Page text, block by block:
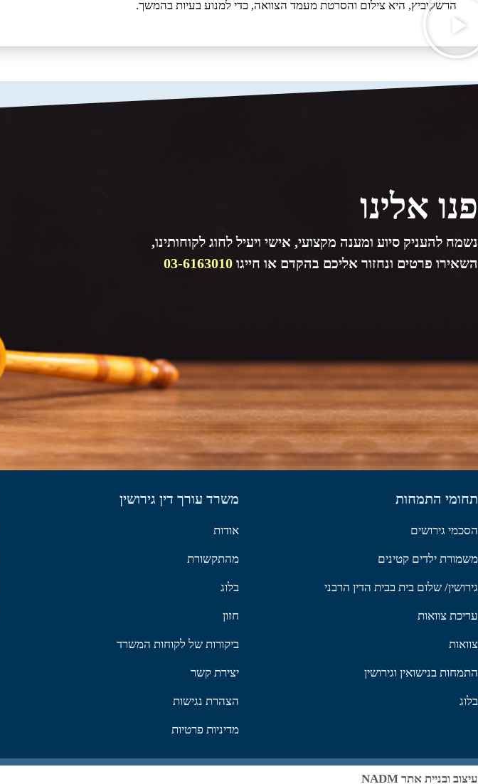
הרשקוביץ, היא צילום והסרטת מעמד הצוואה, כדי למנוע בעיות בהמשך.
פנו אלינו
נשמח להעניק סיוע ומענה מקצועי, אישי ויעיל לחוג לקוחותינו,
השאירו פרטים ונחזור אליכם בהקדם או חייגו 03-6163010
תחומי התמחות
הסכמי גירושים
משמורת ילדים קטינים
גירושין/ שלום בית בבית הדין הרבני
עריכת צוואות
צוואות
התמחות בנישואין וגירושין
בלוג
משרד עורך דין גירושין
אודות
מהתקשורת
בלוג
חזון
ביקורות של לקוחות המשרד
יצירת קשר
הצהרת נגישות
מדיניות פרטיות
עיצוב ובניית אתר NADM